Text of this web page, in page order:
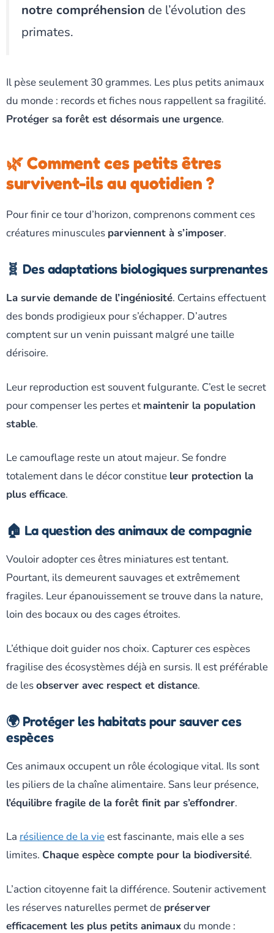
notre compréhension de l’évolution des
primates.
Il pèse seulement 30 grammes. Les plus petits animaux
du monde : records et fiches nous rappellent sa fragilité.
Protéger sa forêt est désormais une urgence.
🌿 Comment ces petits êtres
survivent-ils au quotidien ?
Pour finir ce tour d’horizon, comprenons comment ces
créatures minuscules parviennent à s’imposer.
🧬 Des adaptations biologiques surprenantes
La survie demande de l’ingéniosité. Certains effectuent
des bonds prodigieux pour s’échapper. D’autres
comptent sur un venin puissant malgré une taille
dérisoire.
Leur reproduction est souvent fulgurante. C’est le secret
pour compenser les pertes et maintenir la population
stable.
Le camouflage reste un atout majeur. Se fondre
totalement dans le décor constitue leur protection la
plus efficace.
🏠 La question des animaux de compagnie
Vouloir adopter ces êtres miniatures est tentant.
Pourtant, ils demeurent sauvages et extrêmement
fragiles. Leur épanouissement se trouve dans la nature,
loin des bocaux ou des cages étroites.
L’éthique doit guider nos choix. Capturer ces espèces
fragilise des écosystèmes déjà en sursis. Il est préférable
de lesobserver avec respect et distance.
🌍 Protéger les habitats pour sauver ces
espèces
Ces animaux occupent un rôle écologique vital. Ils sont
les piliers de la chaîne alimentaire. Sans leur présence,
l’équilibre fragile de la forêt finit par s’effondrer.
La résilience de la vieest fascinante, mais elle a ses
limites. Chaque espèce compte pour la biodiversité.
L’action citoyenne fait la différence. Soutenir activement
les réserves naturelles permet de préserver
efficacement les plus petits animauxdu monde :